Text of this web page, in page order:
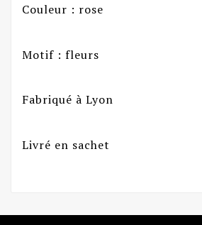
Couleur : rose
Motif : fleurs
Fabriqué à Lyon
Livré en sachet